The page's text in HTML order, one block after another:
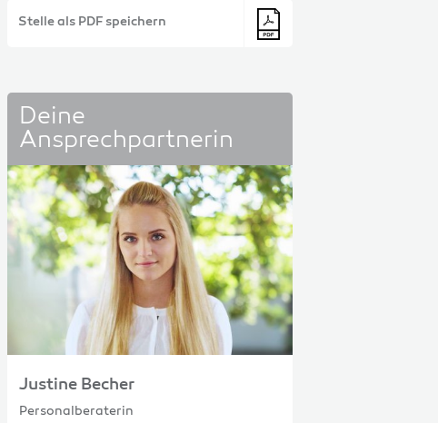
Stelle als PDF speichern
Deine
Ansprechpartnerin
Justine Becher
Personalberaterin